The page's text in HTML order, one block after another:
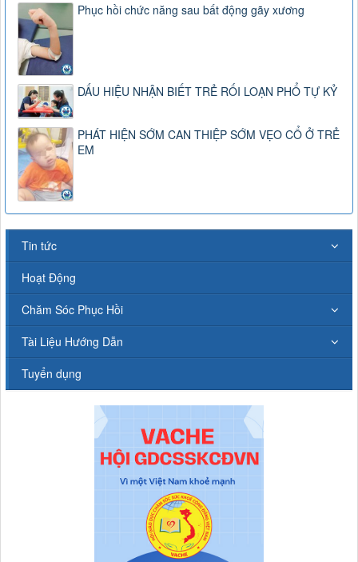
Phục hồi chức năng sau bất động gãy xương
DẤU HIỆU NHẬN BIẾT TRẺ RỐI LOẠN PHỔ TỰ KỶ
PHÁT HIỆN SỚM CAN THIỆP SỚM VẸO CỔ Ở TRẺ
EM
Tin tức
Hoạt Động
Chăm Sóc Phục Hồi
Tài Liệu Hướng Dẫn
Tuyển dụng